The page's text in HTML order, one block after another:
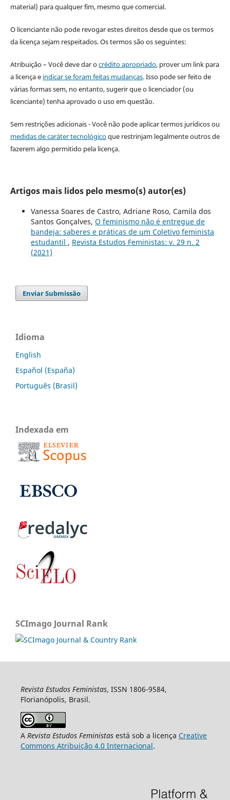
material) para qualquer fim, mesmo que comercial.
O licenciante não pode revogar estes direitos desde que os termos
da licença sejam respeitados. Os termos são os seguintes:
Atribuição – Você deve dar ocrédito apropriado, prover um link para
a licença e indicar se foram feitas mudanças. Isso pode ser feito de
várias formas sem, no entanto, sugerir que o licenciador (ou
licenciante) tenha aprovado o uso em questão.
Sem restrições adicionais - Você não pode aplicar termos jurídicos ou
medidas de caráter tecnológicoque restrinjam legalmente outros de
fazerem algo permitido pela licença.
Artigos mais lidos pelo mesmo(s) autor(es)
Vanessa Soares de Castro, Adriane Roso, Camila dos
Santos Gonçalves, O feminismo não é entregue de
bandeja: saberes e práticas de um Coletivo feminista
estudantil , Revista Estudos Feministas: v. 29 n. 2
(2021)
Enviar Submissão
Idioma
English
Español (España)
Português (Brasil)
Indexada em
SCImago Journal Rank
Revista Estudos Feministas, ISSN 1806-9584,
Florianópolis, Brasil.
A Revista Estudos Feministasestá sob a licença Creative
Commons Atribuição 4.0 Internacional.